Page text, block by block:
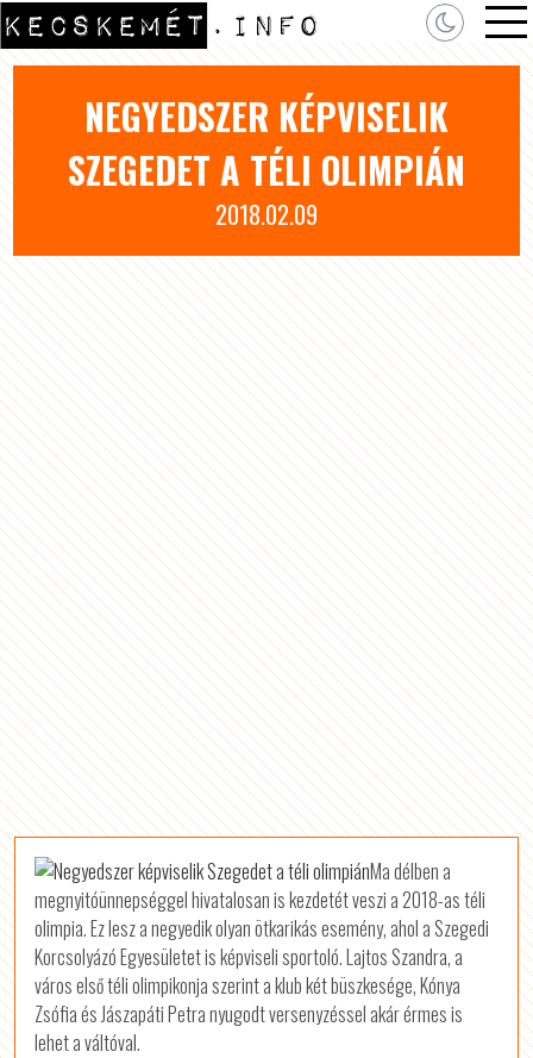
NEGYEDSZER KÉPVISELIK
SZEGEDET A TÉLI OLIMPIÁN
2018.02.09
Ma délben a
megnyitóünnepséggel hivatalosan is kezdetét veszi a 2018-as téli
olimpia. Ez lesz a negyedik olyan ötkarikás esemény, ahol a Szegedi
Korcsolyázó Egyesületet is képviseli sportoló. Lajtos Szandra, a
város első téli olimpikonja szerint a klub két büszkesége, Kónya
Zsófia és Jászapáti Petra nyugodt versenyzéssel akár érmes is
lehet a váltóval.